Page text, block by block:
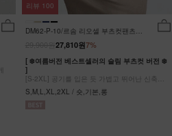
DM62-P-10/르솜 리오셀 부츠컷팬츠
7%
27,810원
[ ❄️여름버전 베스트셀러의 슬림 부츠컷 버전 ❄️
]
[S-2XL] 공기를 입은 듯 가볍고 뛰어난 신축성
원단에 슬림함을 더한 부츠컷 팬츠!
S,M,L,XL,2XL / 숏,기본,롱
리뷰 100